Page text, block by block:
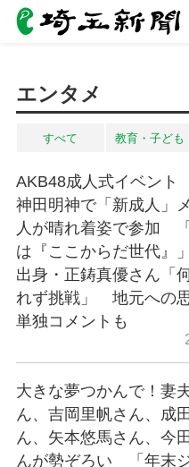
エンタメ
すべて 教育・子ども
AKB48成人式イベント
神田明神で「新成人」
人が晴れ着姿で参加
は『ここからだ世代』
出身・正鋳真優さん「
れず挑戦」 地元への
単独コメントも
大きな夢つかんで！妻
ん、吉岡里帆さん、成
ん、矢本悠馬さん、今
んが勢ぞろい 「年末